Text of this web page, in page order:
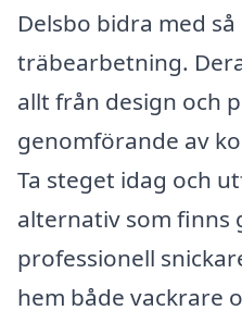
Delsbo bidra med
träbearbetning.
allt från design och
genomförande av
Ta steget idag och
alternativ som finns
professionell
hem både vackrare